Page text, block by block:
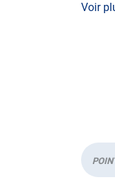
• le
• le
• le
Voir
Départ